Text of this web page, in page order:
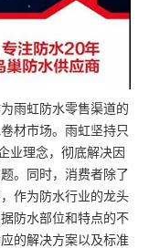
雨虹防水零售渠道的
材市场。雨虹坚持只
业理念，彻底解决因
。同时，消费者除了
作为防水行业的龙头
防水部位和特点的不
的解决方案以及标准